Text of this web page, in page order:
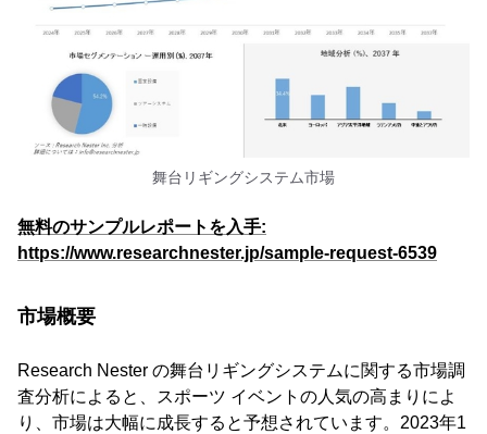
舞台リギングシステム市場
無料のサンプルレポートを入手:
https://www.researchnester.jp/sample-request-6539
市場概要
Research Nester の舞台リギングシステムに関する市場調
査分析によると、スポーツ イベントの人気の高まりによ
り、市場は大幅に成長すると予想されています。2023年1